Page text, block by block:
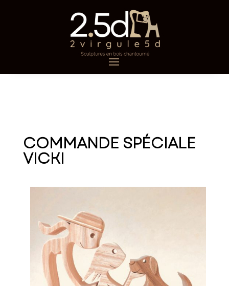
COMMANDE SPÉCIALE
VICKI